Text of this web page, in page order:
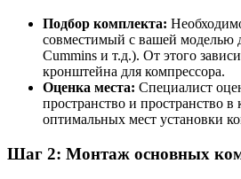
Подбор комплекта:
совместимый с вашей моделью
Cummins и т.д.). От этого
кронштейна для компрессора.
Оценка места: Специалист
пространство и пространство в
оптимальных мест установки
Шаг 2: Монтаж основных